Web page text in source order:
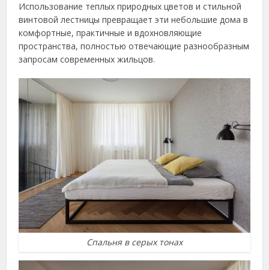
Использование теплых природных цветов и стильной
винтовой лестницы превращает эти небольшие дома в
комфортные, практичные и вдохновляющие
пространства, полностью отвечающие разнообразным
запросам современных жильцов.
Спальня в серых тонах